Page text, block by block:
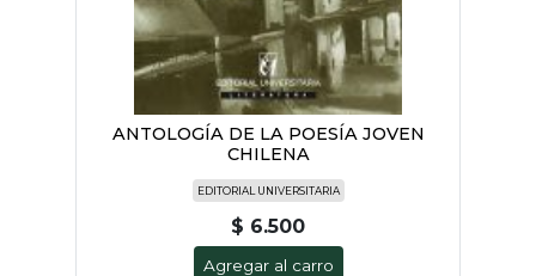
ANTOLOGÍA DE LA POESÍA JOVEN
CHILENA
EDITORIAL UNIVERSITARIA
$ 6.500
Agregar al carro